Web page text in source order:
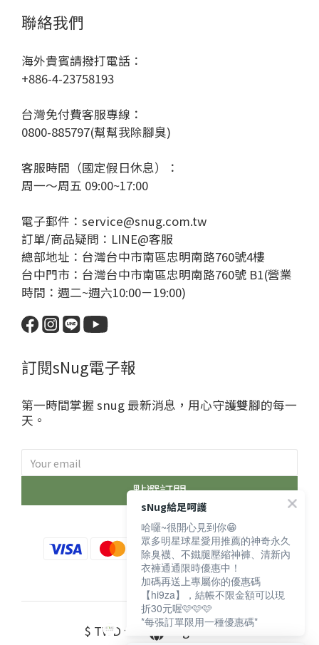
聯絡我們
海外貴賓請撥打電話：
+886-4-23758193
台灣免付費客服專線：
0800-885797(幫幫我除腳臭)
客服時間（國定假日休息）：
周一～周五 09:00~17:00
電子郵件：service@snug.com.tw
訂單/商品疑問： LINE@客服
總部地址：台灣台中市南區忠明南路760號4樓
台中門市：台灣台中市南區忠明南路760號 B1(營業
時間：週二~週六10:00－19:00)
訂閱sNug電子報
第一時間掌握 snug 最新消息，用心守護雙腳的每一
天。
點選訂閱
$ TWD English
sNug給足呵護
哈囉~很開心見到你😁
眾多明星球星愛用推薦的神奇永久
除臭襪、不鐵腿壓縮神褲、清新內
衣褲通通限時優惠中！
加碼再送上專屬你的優惠碼
【hi9za】，結帳不限金額可以現
折30元喔🩷🩷🩷
*每張訂單限用一種優惠碼*